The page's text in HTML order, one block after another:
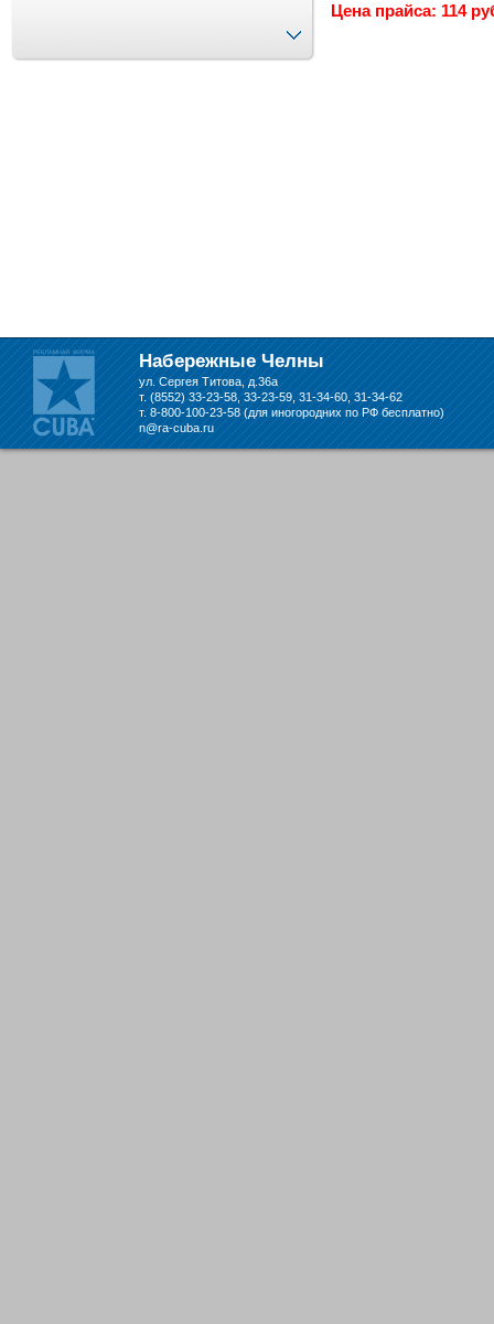
Минимальная сумма заказа 5000 р.
Набережных Челнах
Цена прайса: 114
Набережные Челны
ул. Сергея Титова, д.36а
т. (8552) 33-23-58, 33-23-59, 31-34-60, 31-34-62
т. 8-800-100-23-58 (для иногородних по РФ бесплатно)
n@ra-cuba.ru